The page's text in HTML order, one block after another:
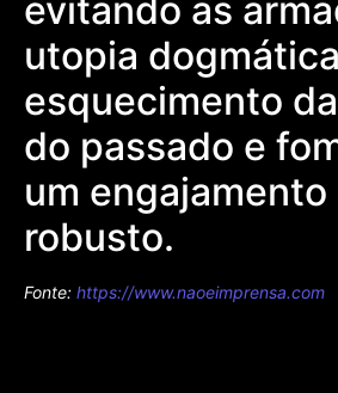
evitando as
utopia
esquecimento
do passado e
um
robusto.
Fonte: https://www.naoeimprensa.com